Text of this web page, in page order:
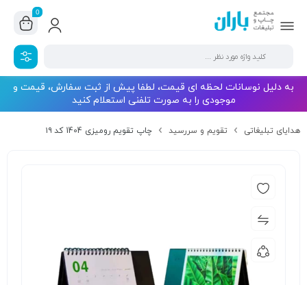
0
به دلیل نوسانات لحظه ای قیمت، لطفا پیش از ثبت سفارش، قیمت و
موجودی را به صورت تلفنی استعلام کنید
هدایای تبلیغاتی تقویم و سررسید چاپ تقویم رومیزی 1404 کد ۱۹